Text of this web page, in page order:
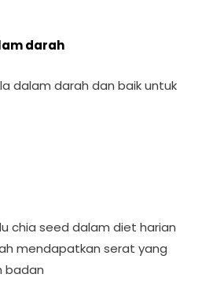
darah
dalam darah dan baik untuk
chia seed dalam diet harian
mendapatkan serat yang
badan